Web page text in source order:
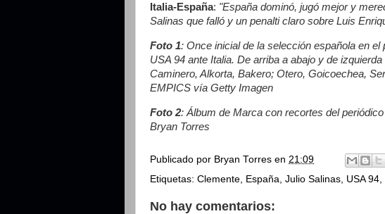
Italia-España: "España dominó, jugó mejor y
Salinas que falló y un penalti claro sobre Luis
Foto 1: Once inicial de la selección española en
USA 94 ante Italia. De arriba a abajo y de
Caminero, Alkorta, Bakero; Otero, Goicoechea,
EMPICS vía Getty Imagen
Foto 2: Álbum de Marca con recortes del
Bryan Torres
Publicado por Bryan Torres en 21:09
Etiquetas: Clemente España Julio Salinas USA 94
No hay comentarios: